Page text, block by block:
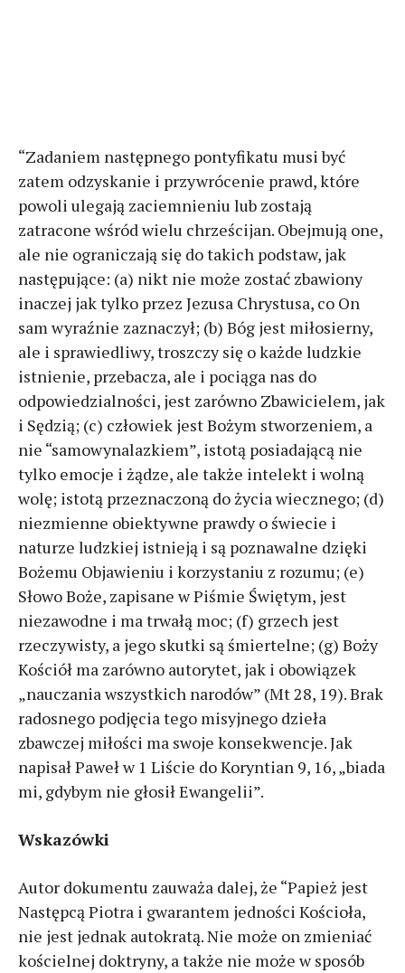
“Zadaniem następnego pontyfikatu musi być
zatem odzyskanie i przywrócenie prawd, które
powoli ulegają zaciemnieniu lub zostają
zatracone wśród wielu chrześcijan. Obejmują one,
ale nie ograniczają się do takich podstaw, jak
następujące: (a) nikt nie może zostać zbawiony
inaczej jak tylko przez Jezusa Chrystusa, co On
sam wyraźnie zaznaczył; (b) Bóg jest miłosierny,
ale i sprawiedliwy, troszczy się o każde ludzkie
istnienie, przebacza, ale i pociąga nas do
odpowiedzialności, jest zarówno Zbawicielem, jak
i Sędzią; (c) człowiek jest Bożym stworzeniem, a
nie “samowynalazkiem”, istotą posiadającą nie
tylko emocje i żądze, ale także intelekt i wolną
wolę; istotą przeznaczoną do życia wiecznego; (d)
niezmienne obiektywne prawdy o świecie i
naturze ludzkiej istnieją i są poznawalne dzięki
Bożemu Objawieniu i korzystaniu z rozumu; (e)
Słowo Boże, zapisane w Piśmie Świętym, jest
niezawodne i ma trwałą moc; (f) grzech jest
rzeczywisty, a jego skutki są śmiertelne; (g) Boży
Kościół ma zarówno autorytet, jak i obowiązek
„nauczania wszystkich narodów” (Mt 28, 19). Brak
radosnego podjęcia tego misyjnego dzieła
zbawczej miłości ma swoje konsekwencje. Jak
napisał Paweł w 1 Liście do Koryntian 9, 16, „biada
mi, gdybym nie głosił Ewangelii”.
Wskazówki
Autor dokumentu zauważa dalej, że “Papież jest
Następcą Piotra i gwarantem jedności Kościoła,
nie jest jednak autokratą. Nie może on zmieniać
kościelnej doktryny, a także nie może w sposób